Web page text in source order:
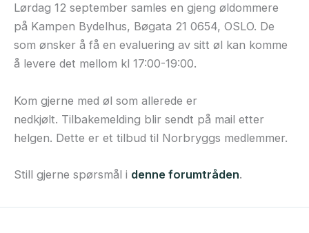
Lørdag 12 september samles en gjeng øldommere
på Kampen Bydelhus, Bøgata 21 0654, OSLO. De
som ønsker å få en evaluering av sitt øl kan komme
å levere det mellom kl 17:00-19:00.
Kom gjerne med øl som allerede er
nedkjølt. Tilbakemelding blir sendt på mail etter
helgen. Dette er et tilbud til Norbryggs medlemmer.
Still gjerne spørsmål i denne forumtråden.